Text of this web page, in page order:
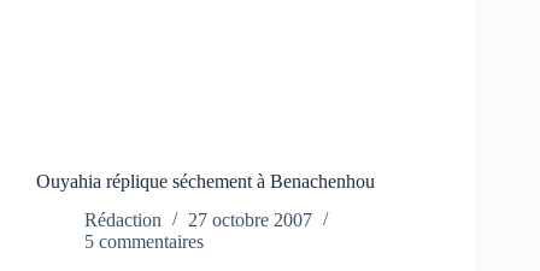
Ouyahia réplique séchement à Benachenhou
Rédaction
27 octobre 2007
5 commentaires